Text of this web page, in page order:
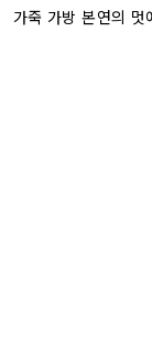
가죽 가방 본연의